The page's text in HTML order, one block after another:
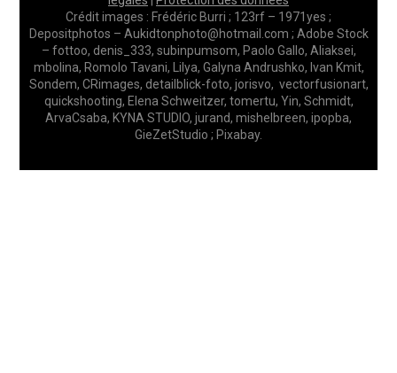
Crédit images : Frédéric Burri ; 123rf – 1971yes ;
Depositphotos – Aukidtonphoto@hotmail.com ; Adobe Stock
– fottoo, denis_333, subinpumsom, Paolo Gallo, Aliaksei,
mbolina, Romolo Tavani, Lilya, Galyna Andrushko, Ivan Kmit,
Sondem, CRimages, detailblick-foto, jorisvo, vectorfusionart,
quickshooting, Elena Schweitzer, tomertu, Yin, Schmidt,
ArvaCsaba, KYNA STUDIO, jurand, mishelbreen, ipopba,
GieZetStudio ; Pixabay.